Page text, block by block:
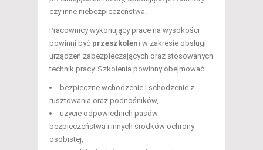
czy inne niebezpieczeństwa.
Pracownicy wykonujący prace na wysokości
powinni być przeszkoleni w zakresie obsługi
urządzeń zabezpieczających oraz stosowanych
technik pracy. Szkolenia powinny obejmować:
bezpieczne wchodzenie i schodzenie z
rusztowania oraz podnośników,
użycie odpowiednich pasów
bezpieczeństwa i innych środków ochrony
osobistej,